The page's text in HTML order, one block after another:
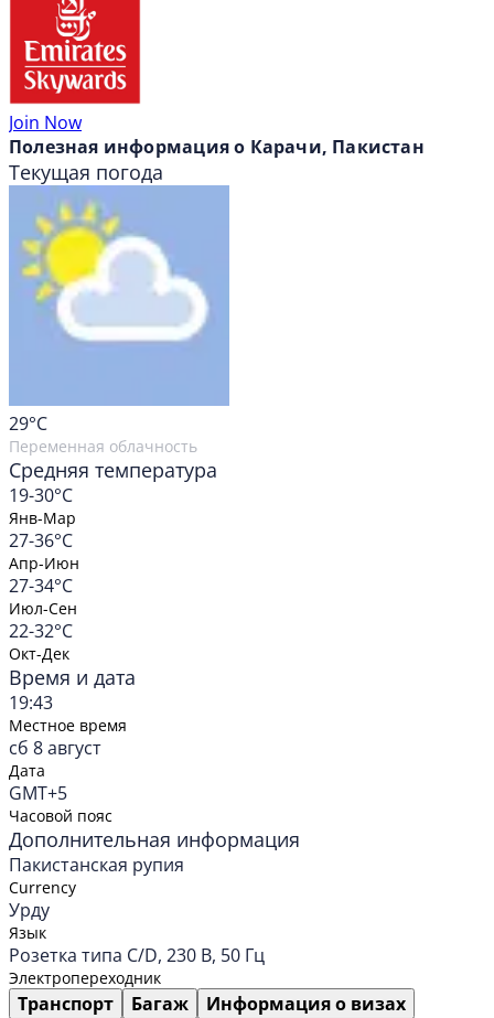
Join Now
Полезная информация о Карачи, Пакистан
Текущая погода
29°C
Переменная облачность
Средняя температура
19-30°C
Янв-Мар
27-36°C
Апр-Июн
27-34°C
Июл-Сен
22-32°C
Окт-Дек
Время и дата
19:43
Местное время
сб 8 август
Дата
GMT+5
Часовой пояс
Дополнительная информация
Пакистанская рупия
Currency
Урду
Язык
Розетка типа C/D, 230 В, 50 Гц
Электропереходник
Транспорт Багаж
Информация о визах